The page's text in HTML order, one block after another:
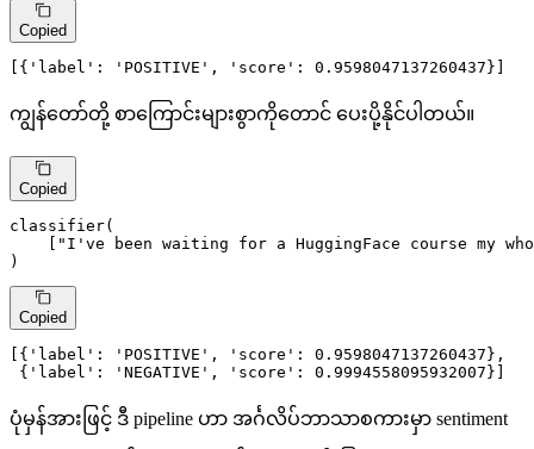
Copied
[{ 'label' : 'POSITIVE' , 'score' : 0.9598047137260437 }]
ကျွန်တော်တို့ စာကြောင်းများစွာကိုတောင် ပေးပို့နိုင်ပါတယ်။
Copied
classifier(
    [
"I've been waiting for a HuggingFace course my
)
Copied
[{ 'label' : 'POSITIVE' , 'score' : 0.9598047137260437 },
{ 'label' : 'NEGATIVE' , 'score' : 0.9994558095932007 }]
ပုံမှန်အားဖြင့် ဒီ pipeline ဟာ အင်္ဂလိပ်ဘာသာစကားမှာ sentiment